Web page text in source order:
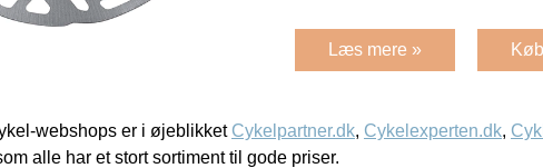
Læs mere »
webshops er i øjeblikket Cykelpartner.dk, Cykelexperten.dk,
alle har et stort sortiment til gode priser.